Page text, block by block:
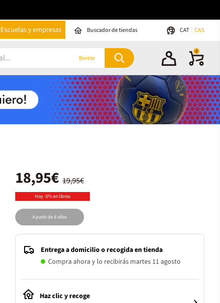
Escuelas y empresas Buscador de tiendas CAT CAS
Borrar
0
19,95€
18,95€
Hoy -5% en libros
A partir de 8 años
Entrega a domicilio o recogida en tienda
Compra ahora y lo recibirás martes 11 agosto
Haz clic y recoge